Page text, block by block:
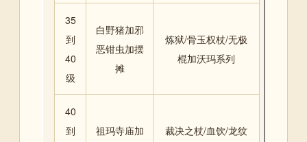
35
到
40
级
白野猪加邪
恶钳虫加摆
摊
炼狱/骨玉权杖/无极
棍加沃玛系列
40
到
祖玛寺庙加
裁决之杖/血饮/龙纹